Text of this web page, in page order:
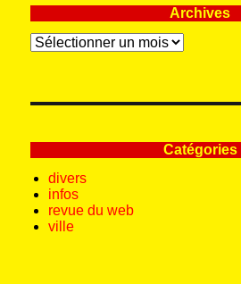
Archives
Archives
Catégories
divers
infos
revue du web
ville